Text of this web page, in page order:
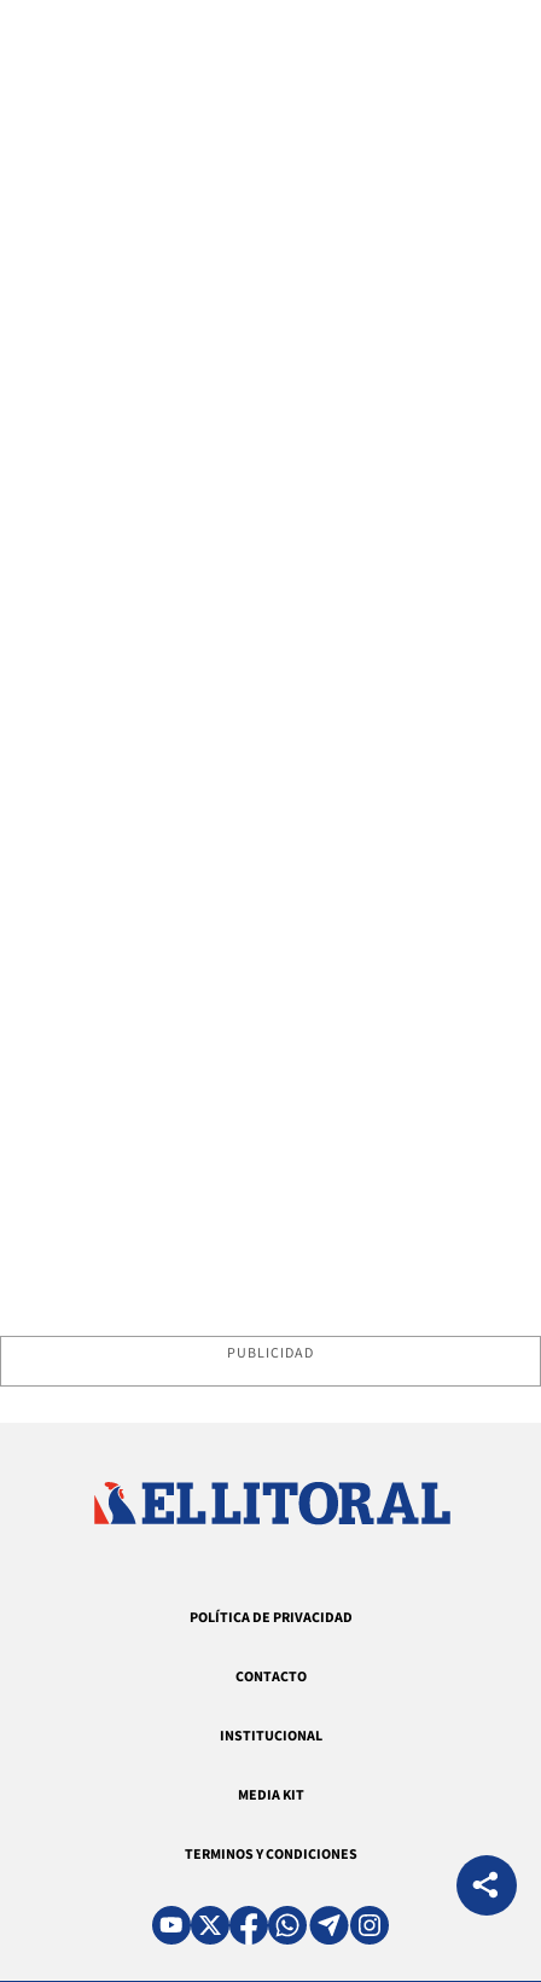
PUBLICIDAD
POLÍTICA DE PRIVACIDAD
CONTACTO
INSTITUCIONAL
MEDIA KIT
TERMINOS Y CONDICIONES